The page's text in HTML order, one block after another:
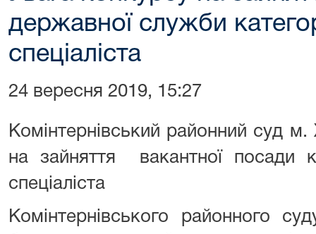
державної служби
спеціаліста
24 вересня 2019, 15:27
Комінтернівський районний суд
на зайняття вакантної посади
спеціаліста
Комінтернівського районного